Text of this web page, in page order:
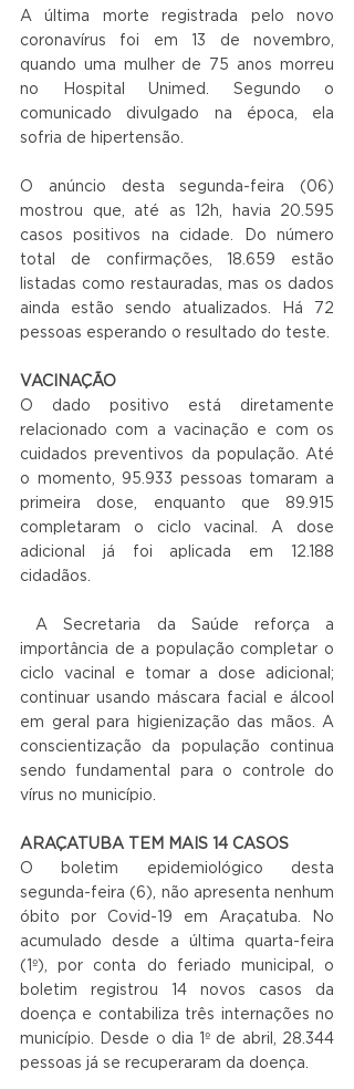
A última morte registrada pelo novo
coronavírus foi em 13 de novembro,
quando uma mulher de 75 anos morreu
no Hospital Unimed. Segundo o
comunicado divulgado na época, ela
sofria de hipertensão.
O anúncio desta segunda-feira (06)
mostrou que, até as 12h, havia 20.595
casos positivos na cidade. Do número
total de confirmações, 18.659 estão
listadas como restauradas, mas os dados
ainda estão sendo atualizados. Há 72
pessoas esperando o resultado do teste.
VACINAÇÃO
O dado positivo está diretamente
relacionado com a vacinação e com os
cuidados preventivos da população. Até
o momento, 95.933 pessoas tomaram a
primeira dose, enquanto que 89.915
completaram o ciclo vacinal. A dose
adicional já foi aplicada em 12.188
cidadãos.
A Secretaria da Saúde reforça a
importância de a população completar o
ciclo vacinal e tomar a dose adicional;
continuar usando máscara facial e álcool
em geral para higienização das mãos. A
conscientização da população continua
sendo fundamental para o controle do
vírus no município.
ARAÇATUBA TEM MAIS 14 CASOS
O boletim epidemiológico desta
segunda-feira (6), não apresenta nenhum
óbito por Covid-19 em Araçatuba. No
acumulado desde a última quarta-feira
(1º), por conta do feriado municipal, o
boletim registrou 14 novos casos da
doença e contabiliza três internações no
município. Desde o dia 1º de abril, 28.344
pessoas já se recuperaram da doença.